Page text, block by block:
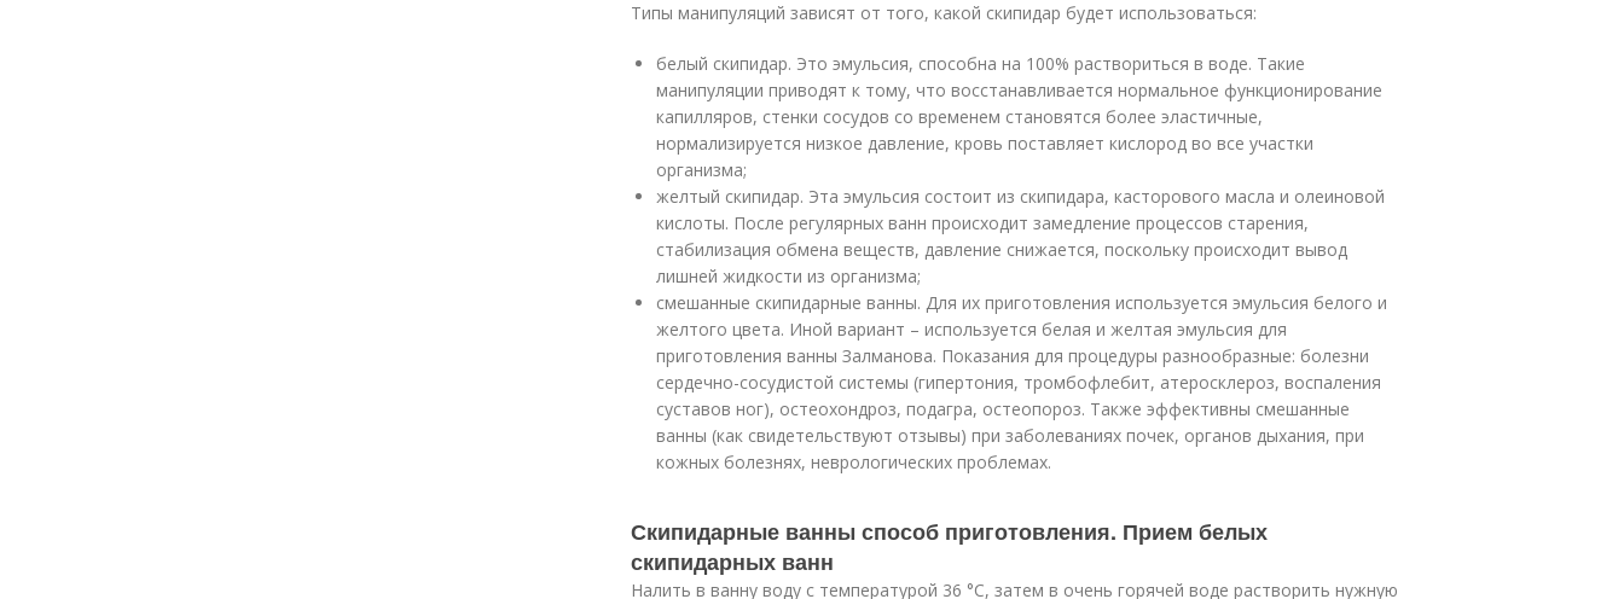
Типы манипуляций зависят от того, какой скипидар будет использоваться:
белый скипидар. Это эмульсия, способна на 100% раствориться в воде. Такие
манипуляции приводят к тому, что восстанавливается нормальное функционирование
капилляров, стенки сосудов со временем становятся более эластичные,
нормализируется низкое давление, кровь поставляет кислород во все участки
организма;
желтый скипидар. Эта эмульсия состоит из скипидара, касторового масла и олеиновой
кислоты. После регулярных ванн происходит замедление процессов старения,
стабилизация обмена веществ, давление снижается, поскольку происходит вывод
лишней жидкости из организма;
смешанные скипидарные ванны. Для их приготовления используется эмульсия белого и
желтого цвета. Иной вариант – используется белая и желтая эмульсия для
приготовления ванны Залманова. Показания для процедуры разнообразные: болезни
сердечно-сосудистой системы (гипертония, тромбофлебит, атеросклероз, воспаления
суставов ног), остеохондроз, подагра, остеопороз. Также эффективны смешанные
ванны (как свидетельствуют отзывы) при заболеваниях почек, органов дыхания, при
кожных болезнях, неврологических проблемах.
Скипидарные ванны способ приготовления. Прием белых
скипидарных ванн
Налить в ванну воду с температурой 36 °C, затем в очень горячей воде растворить нужную